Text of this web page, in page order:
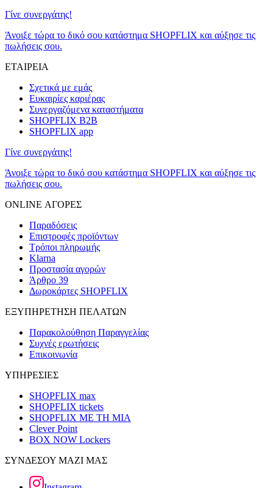
Γίνε συνεργάτης!
Άνοιξε τώρα το δικό σου κατάστημα SHOPFLIX και αύξησε τις
πωλήσεις σου.
ΕΤΑΙΡΕΙΑ
Σχετικά με εμάς
Ευκαιρίες καριέρας
Συνεργαζόμενα καταστήματα
SHOPFLIX B2B
SHOPFLIX app
Γίνε συνεργάτης!
Άνοιξε τώρα το δικό σου κατάστημα SHOPFLIX και αύξησε τις
πωλήσεις σου.
ONLINE ΑΓΟΡΕΣ
Παραδόσεις
Επιστροφές προϊόντων
Τρόποι πληρωμής
Klarna
Προστασία αγορών
Άρθρο 39
Δωροκάρτες SHOPFLIX
ΕΞΥΠΗΡΕΤΗΣΗ ΠΕΛΑΤΩΝ
Παρακολούθηση Παραγγελίας
Συχνές ερωτήσεις
Επικοινωνία
ΥΠΗΡΕΣΙΕΣ
SHOPFLIX max
SHOPFLIX tickets
SHOPFLIX ΜΕ ΤΗ ΜΙΑ
Clever Point
BOX NOW Lockers
ΣΥΝΔΕΣΟΥ ΜΑΖΙ ΜΑΣ